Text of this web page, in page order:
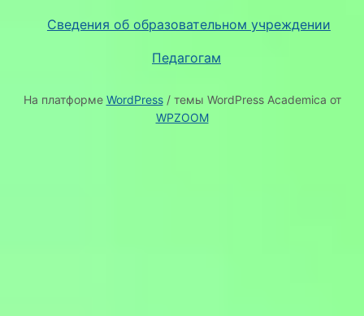
Сведения об образовательном учреждении
Педагогам
На платформе WordPress/ темы WordPress Academica от
WPZOOM